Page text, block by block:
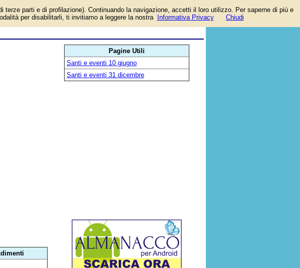
Courbet, pittore francese,
Pagine Utili
Santi e eventi 10 giugno
Santi e eventi 31 dicembre
terze parti e di profilazione). Continuando la navigazione, accetti il loro utilizzo. Per saperne di più e
per disabilitarli, ti invitiamo a leggere la nostra
Informativa Privacy Chiudi